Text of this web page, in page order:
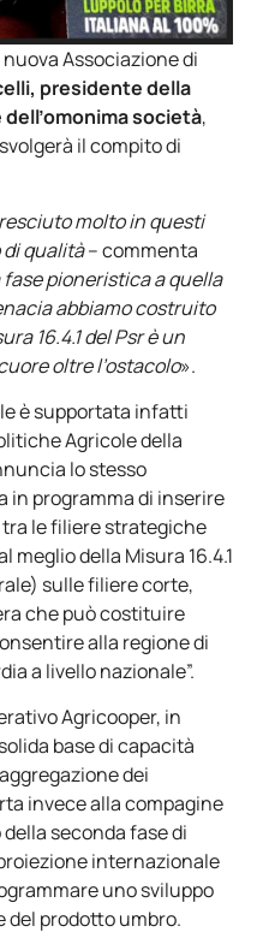
Associazione di
presidente della
società,
il compito di
molto in questi
di qualità– commenta
pioneristica a quella
abbiamo costruito
16.4.1 del Psr è un
oltre l’ostacolo».
è supportata infatti
Agricole della
lo stesso
in programma di inserire
le filiere strategiche
meglio della Misura 16.4.1
sulle filiere corte,
che può costituire
alla regione di
a livello nazionale”.
Agricooper, in
base di capacità
dei
invece alla compagine
seconda fase di
internazionale
uno sviluppo
del prodotto umbro.